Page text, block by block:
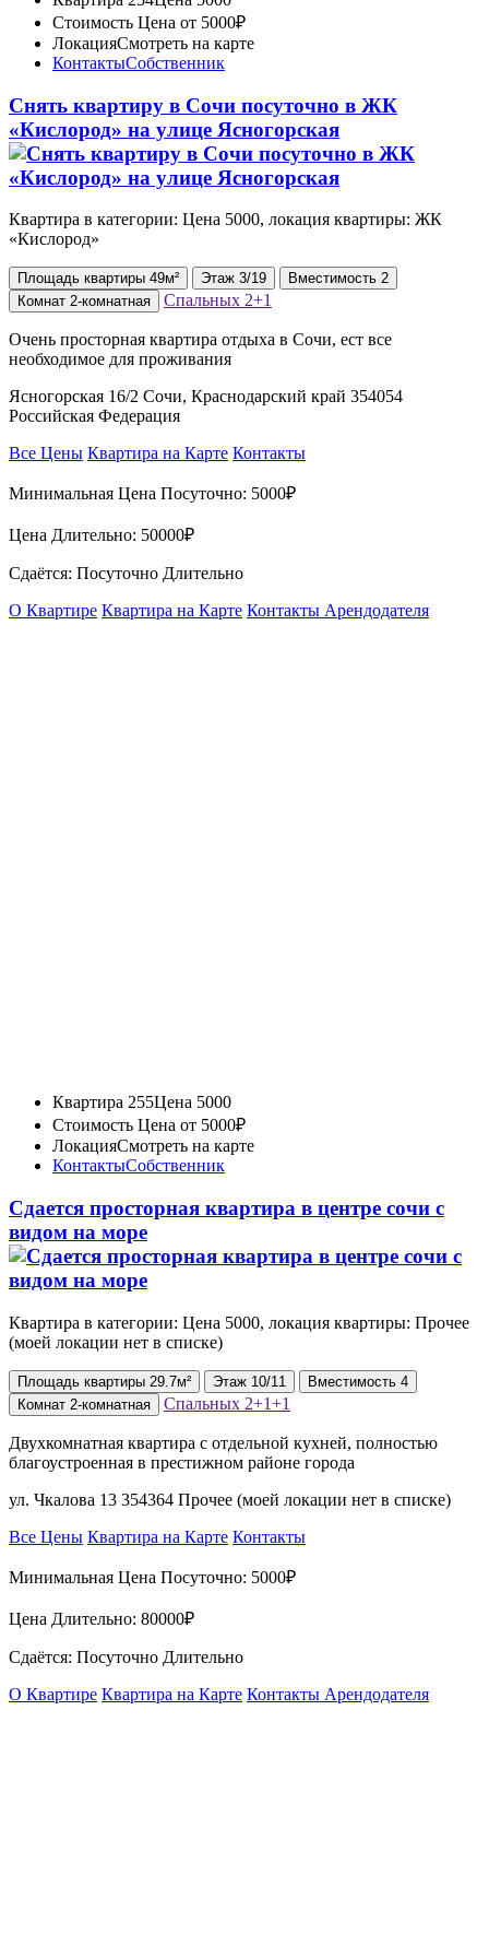
Стоимость Цена от 5000₽
ЛокацияСмотреть на карте
КонтактыСобственник
Снять квартиру в Cочи посуточно в ЖК
«Кислород» на улице Ясногорская
Квартира в категории: Цена 5000, локация квартиры: ЖК
«Кислород»
Площадь квартиры 49м² Этаж 3/19 Вместимость 2
Комнат 2-комнатная Спальных 2+1
Очень просторная квартира отдыха в Сочи, ест все
необходимое для проживания
Ясногорская 16/2 Сочи, Краснодарский край 354054
Российская Федерация
Все Цены Квартира на Карте Контакты
Минимальная Цена Посуточно: 5000₽
Цена Длительно: 50000₽
Сдаётся: Посуточно Длительно
О Квартире Квартира на Карте Контакты Арендодателя
Квартира 255Цена 5000
Стоимость Цена от 5000₽
ЛокацияСмотреть на карте
КонтактыСобственник
Сдается просторная квартира в центре сочи с
видом на море
Квартира в категории: Цена 5000, локация квартиры: Прочее
(моей локации нет в списке)
Площадь квартиры 29.7м² Этаж 10/11 Вместимость 4
Комнат 2-комнатная Спальных 2+1+1
Двухкомнатная квартира с отдельной кухней, полностью
благоустроенная в престижном районе города
ул. Чкалова 13 354364 Прочее (моей локации нет в списке)
Все Цены Квартира на Карте Контакты
Минимальная Цена Посуточно: 5000₽
Цена Длительно: 80000₽
Сдаётся: Посуточно Длительно
О Квартире Квартира на Карте Контакты Арендодателя